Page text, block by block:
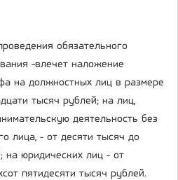
обязательного
-влечет наложение
на должностных лиц в размере
тысяч рублей; на лиц,
деятельность без
лица, - от десяти тысяч до
на юридических лиц - от
пятидесяти тысяч рублей.